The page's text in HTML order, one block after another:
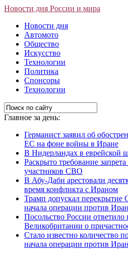
Новости дня России и мира
Новости дня
Автомото
Общество
Искусство
Технологии
Политика
Спонсоры
Технологии
Главное за день:
Германист заявил об
ЕС на фоне войны в Иране
В Нидерландах в еврейской
Раскрыто требование
участников СВО
В Абу-Даби арестовали
время конфликта с Ираном
Трамп допускал перекрытие
начала операции против
Посольство России ответило
Великобритании о
Стало известно
начала операции против